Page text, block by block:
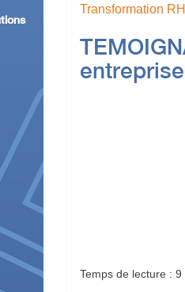
Transformation RH
Temps de lecture : 9